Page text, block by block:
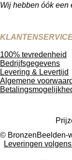
Wij hebben óók een
100% tevredenheid
Bedrijfsgegevens
Levering & Levertijd
Algemene
©
Leveringen